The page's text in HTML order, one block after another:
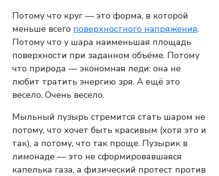
Потому что круг — это форма, в которой
меньше всего поверхностного напряжения.
Потому что у шара наименьшая площадь
поверхности при заданном объёме. Потому
что природа — экономная леди: она не
любит тратить энергию зря. А ещё это
весело. Очень весело.
Мыльный пузырь стремится стать шаром не
потому, что хочет быть красивым (хотя это и
так), а потому, что так проще. Пузырик в
лимонаде — это не сформировавшаяся
капелька газа, а физический протест против